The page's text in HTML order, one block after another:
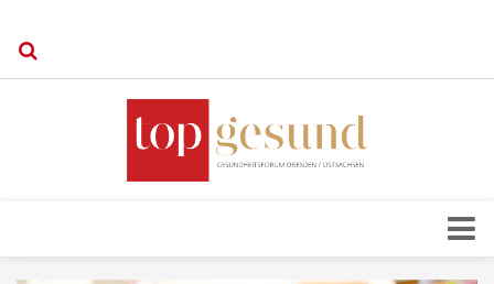
Verkaufsstellen
Kontakt, Impressum und Rechtliche Angaben
Datenschutzerklärung
Blick ins Innere